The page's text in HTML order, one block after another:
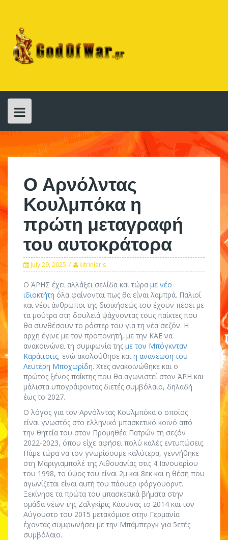
content
Ο Αρνόλντας
Κουλμπόκα η
πρώτη μεταγραφή
του αυτοκράτορα
July 29, 2025 kitriniaris
Ο ΆΡΗΣ έχει αλλάξει σελίδα και τώρα με νέο
ιδιοκτήτη όλα φαίνονται πως θα είναι λαμπρά. Παλιοί
και νέοι άνθρωποι της διοικήσεώς του έχουν πέσει με
τα μούτρα στη δουλειά ψάχνοντας τους παίκτες που
θα συνθέσουν το ρόστερ του για τη νέα σεζόν. Η
αρχή έγινε με τον προπονητή, με την ΚΑΕ να
ανακοινώνει τη συμφωνία της με τον Μπόγκνταν
Καράιτσιτς, ενώ ακολούθησε καιη ανανέωση του
Λευτέρη Μποχωρίδη. Χτες ανακοινώθηκε και ο
πρώτος ξένος παίκτης που θα αγωνιστεί στον ΆΡΗ και
μάλιστα υπογράφοντας διετές συμβόλαιο, δηλαδή
έως το 2027.
Ο λόγος για τον Αρνόλντας Κουλμπόκα ο οποίος
είναι γνωστός στο ελληνικό μπασκετικό κοινό από
την θητεία του στον Προμηθέα Πατρών τη σεζόν
2022-2023, όπου είχε αφήσει πολύ καλές εντυπώσεις.
Πάμε τώρα να τον γνωρίσουμε καλύτερα, γεννήθηκε
στη Μαριγιαμπολέ της Λιθουανίας στις 4 Ιανουαρίου
του 1998, το ύψος του είναι 2μ και 8εκ και η θέση που
αγωνίζεται είναι αυτή του πάουερ φόργουορντ.
Ξεκίνησε τα πρώτα του μπασκετικά βήματα στην
ομάδα νέων της Ζαλγκίρις Κάουνας το 2014 και τον
Αύγουστο του 2015 μετακόμισε στην Γερμανία
έχοντας συμφωνήσει με την Μπάμπεργκ για 5ετές
συμβόλαιο.